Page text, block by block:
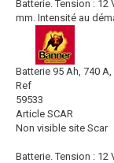
Batterie. Tension : 12
mm. Intensité au
Batterie 95 Ah, 740 A,
Ref
59533
Article SCAR
Non visible site Scar
Batterie. Tension : 12